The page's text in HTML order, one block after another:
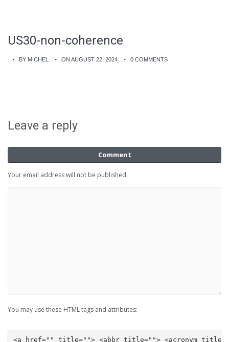
US30-non-coherence
BY MICHEL ON AUGUST 22, 2024 0 COMMENTS
Leave a reply
Comment
Your email address will not be published.
You may use these HTML tags and attributes:
<a href="" title=""> <abbr title=""> <acronym